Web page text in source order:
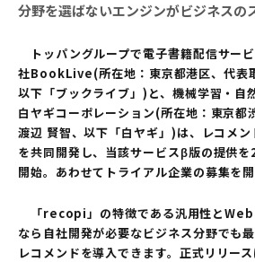
分野を選ばないエンジンがビジネスの
トッパングループで電子書籍配信サー
社BookLive(所在地：東京都港区、代表
以下「ブックライブ」)と、機械学習・自
白ヤギコーポレーション(所在地：東京都
渡辺 賢智、以下「白ヤギ」)は、レコメ
を共同開発し、当該サービスβ版の提供
開始。あわせてトライアル企業の募集を開
「recopi」の特徴である汎用性とWeb
なら自社開発が必要なビジネス分野でも
レコメンドを導入できます。正式リリー